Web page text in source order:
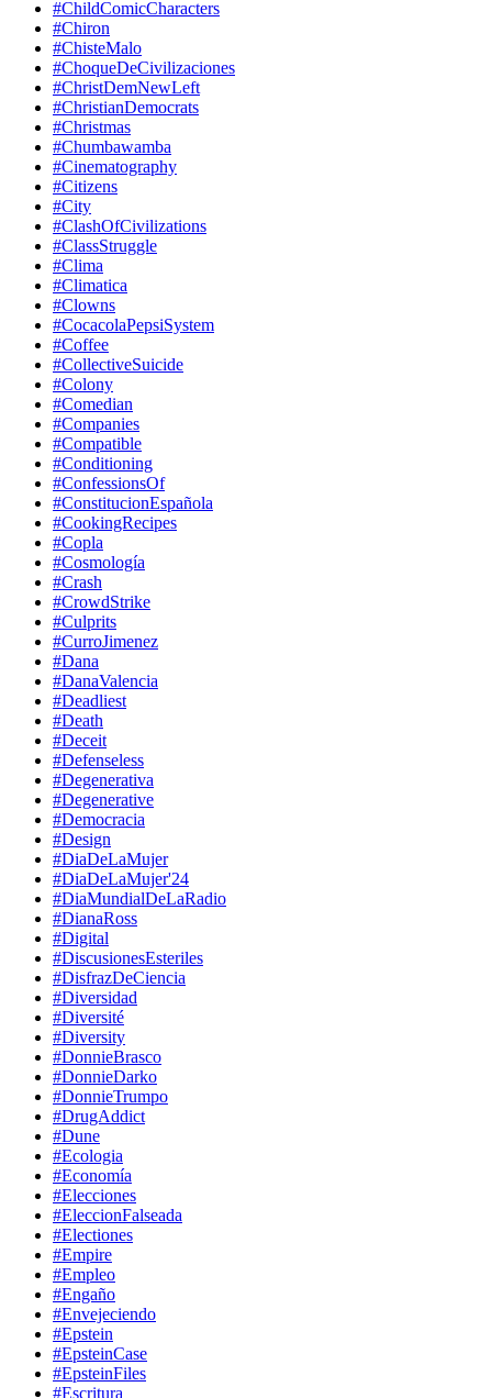
#ChildComicCharacters
#Chiron
#ChisteMalo
#ChoqueDeCivilizaciones
#ChristDemNewLeft
#ChristianDemocrats
#Christmas
#Chumbawamba
#Cinematography
#Citizens
#City
#ClashOfCivilizations
#ClassStruggle
#Clima
#Climatica
#Clowns
#CocacolaPepsiSystem
#Coffee
#CollectiveSuicide
#Colony
#Comedian
#Companies
#Compatible
#Conditioning
#ConfessionsOf
#ConstitucionEspañola
#CookingRecipes
#Copla
#Cosmología
#Crash
#CrowdStrike
#Culprits
#CurroJimenez
#Dana
#DanaValencia
#Deadliest
#Death
#Deceit
#Defenseless
#Degenerativa
#Degenerative
#Democracia
#Design
#DiaDeLaMujer
#DiaDeLaMujer'24
#DiaMundialDeLaRadio
#DianaRoss
#Digital
#DiscusionesEsteriles
#DisfrazDeCiencia
#Diversidad
#Diversité
#Diversity
#DonnieBrasco
#DonnieDarko
#DonnieTrumpo
#DrugAddict
#Dune
#Ecologia
#Economía
#Elecciones
#EleccionFalseada
#Electiones
#Empire
#Empleo
#Engaño
#Envejeciendo
#Epstein
#EpsteinCase
#EpsteinFiles
#Escritura